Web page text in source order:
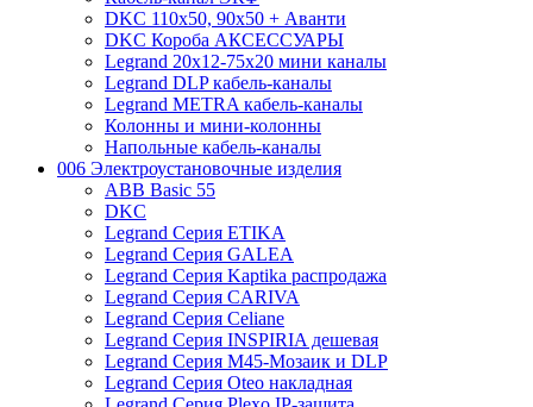
DKC 110х50, 90х50 + Аванти
DKC Короба АКСЕССУАРЫ
Legrand 20х12-75х20 мини каналы
Legrand DLP кабель-каналы
Legrand METRA кабель-каналы
Колонны и мини-колонны
Напольные кабель-каналы
006 Электроустановочные изделия
ABB Basic 55
DKC
Legrand Серия ETIKA
Legrand Серия GALEA
Legrand Серия Kaptika распродажа
Legrand Серия CARIVA
Legrand Серия Celiane
Legrand Серия INSPIRIA дешевая
Legrand Серия M45-Мозаик и DLP
Legrand Серия Oteo накладная